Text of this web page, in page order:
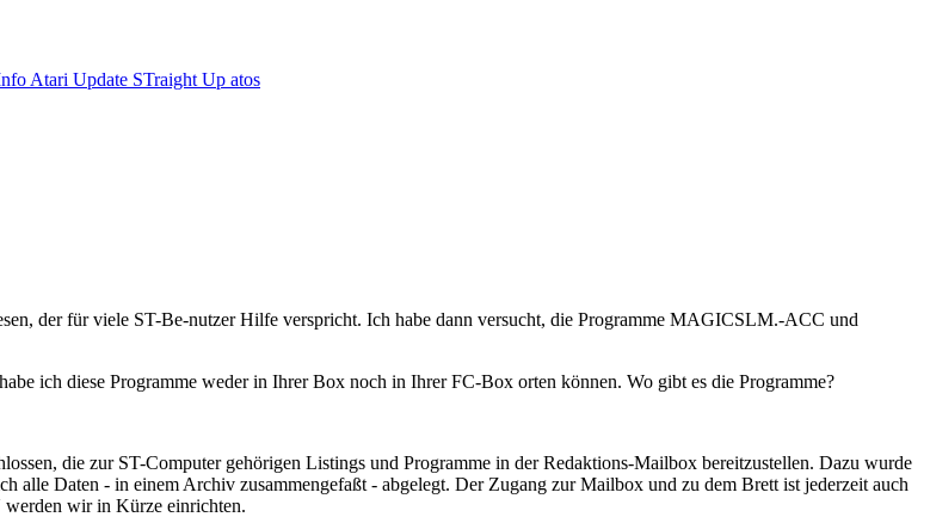
Atari Update STraight Up atos
der für viele ST-Be-nutzer Hilfe verspricht. Ich habe dann versucht, die Programme MAGICSLM.-ACC und
ich diese Programme weder in Ihrer Box noch in Ihrer FC-Box orten können. Wo gibt es die Programme?
die zur ST-Computer gehörigen Listings und Programme in der Redaktions-Mailbox bereitzustellen. Dazu wurde
alle Daten - in einem Archiv zusammengefaßt - abgelegt. Der Zugang zur Mailbox und zu dem Brett ist jederzeit auch
werden wir in Kürze einrichten.